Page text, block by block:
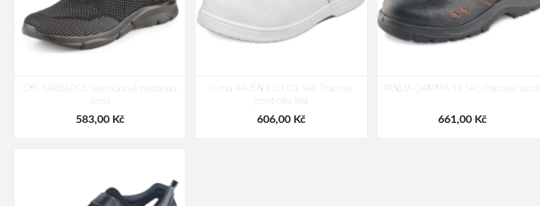
CXS BARBADOS Volnočasová polobotka
černá
583,00 Kč
Cerva RAVEN ESD O1 SRC Pracovní
polobotka bílá
606,00 Kč
PANDA GAMMA S1 SRC Pracovní sandál
661,00 Kč